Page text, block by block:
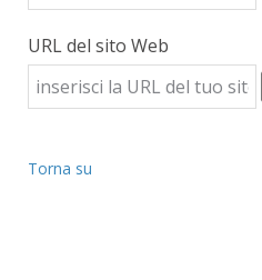
URL del sito Web
Torna su